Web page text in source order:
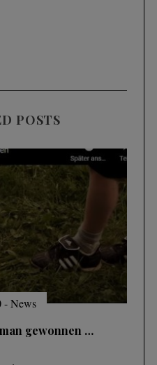
POSTS
- News
gewonnen …